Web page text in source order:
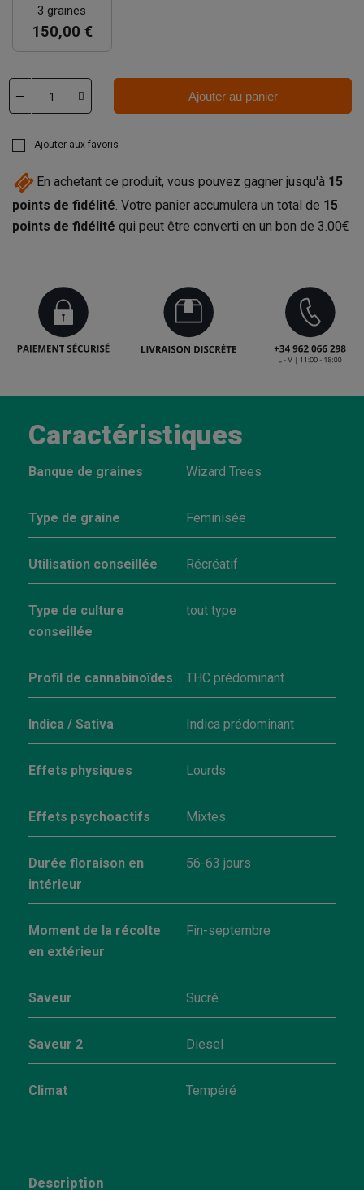
3 graines
150,00 €
Ajouter au panier
Ajouter aux favoris
En achetant ce produit, vous pouvez gagner jusqu'à 15
points de fidélité. Votre panier accumulera un total de 15
points de fidélité qui peut être converti en un bon de 3.00€
Caractéristiques
Banque de graines Wizard Trees
Type de graine Feminisée
Utilisation conseillée Récréatif
Type de culture
conseillée
tout type
Profil de cannabinoïdes THC prédominant
Indica / Sativa Indica prédominant
Effets physiques Lourds
Effets psychoactifs Mixtes
Durée floraison en
intérieur
56-63 jours
Moment de la récolte
en extérieur
Fin-septembre
Saveur Sucré
Saveur 2 Diesel
Climat Tempéré
Description